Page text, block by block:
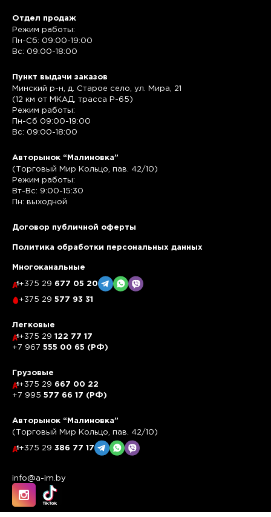
Отдел продаж
Режим работы:
Пн-Сб: 09:00-19:00
Вс: 09:00-18:00
Пункт выдачи заказов
Минский р-н, д. Старое село, ул. Мира, 21
(12 км от МКАД, трасса P-65)
Режим работы:
Пн-Сб 09:00-19:00
Вс: 09:00-18:00
Авторынок “Малиновка”
(Торговый Мир Кольцо, пав. 42/10)
Режим работы:
Вт-Вс: 9:00-15:30
Пн: выходной
Договор публичной оферты
Политика обработки персональных данных
Многоканальные
+375 29 677 05 20
+375 29 577 93 31
Легковые
+375 29 122 77 17
+7 967 555 00 65 (РФ)
Грузовые
+375 29 667 00 22
+7 995 577 66 17 (РФ)
Авторынок “Малиновка”
(Торговый Мир Кольцо, пав. 42/10)
+375 29 386 77 17
info@a-im.by